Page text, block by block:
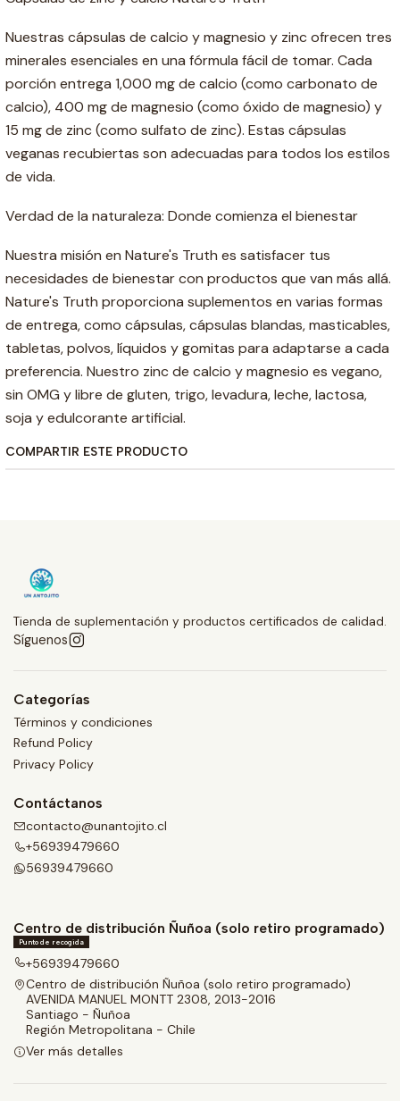
Nuestras cápsulas de calcio y magnesio y zinc ofrecen tres
minerales esenciales en una fórmula fácil de tomar. Cada
porción entrega 1,000 mg de calcio (como carbonato de
calcio), 400 mg de magnesio (como óxido de magnesio) y
15 mg de zinc (como sulfato de zinc). Estas cápsulas
veganas recubiertas son adecuadas para todos los estilos
de vida.
Verdad de la naturaleza: Donde comienza el bienestar
Nuestra misión en Nature's Truth es satisfacer tus
necesidades de bienestar con productos que van más allá.
Nature's Truth proporciona suplementos en varias formas
de entrega, como cápsulas, cápsulas blandas, masticables,
tabletas, polvos, líquidos y gomitas para adaptarse a cada
preferencia. Nuestro zinc de calcio y magnesio es vegano,
sin OMG y libre de gluten, trigo, levadura, leche, lactosa,
soja y edulcorante artificial.
COMPARTIR ESTE PRODUCTO
Tienda de suplementación y productos certificados de calidad.
Síguenos
Categorías
Términos y condiciones
Refund Policy
Privacy Policy
Contáctanos
contacto@unantojito.cl
+56939479660
56939479660
Centro de distribución Ñuñoa (solo retiro programado)
Punto de recogida
+56939479660
Centro de distribución Ñuñoa (solo retiro programado)
AVENIDA MANUEL MONTT 2308, 2013-2016
Santiago - Ñuñoa
Región Metropolitana - Chile
Ver más detalles